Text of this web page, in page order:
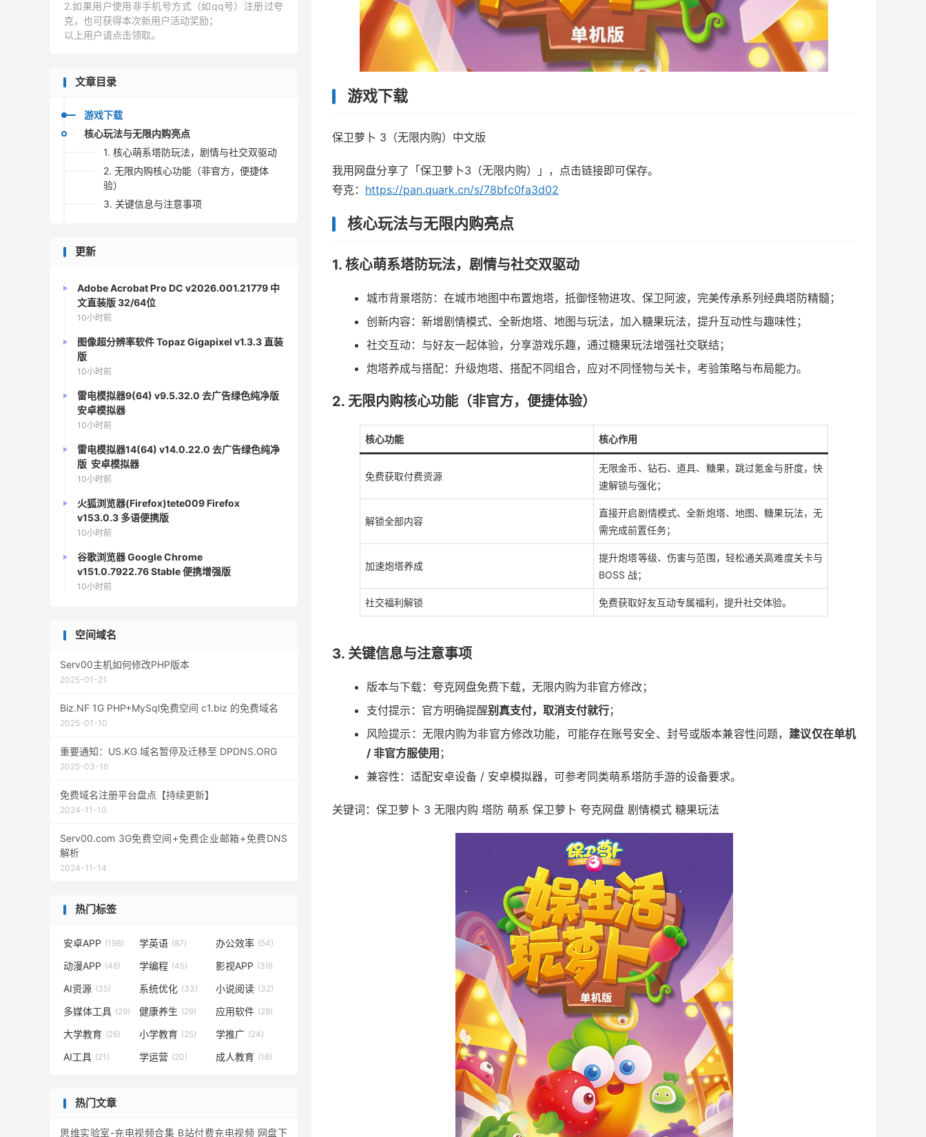
游戏下载
保卫萝卜 3（无限内购）中文版
我用网盘分享了「保卫萝卜3（无限内购）」，点击链接即可保存。
夸克： https://pan.quark.cn/s/78bfc0fa3d02
核心玩法与无限内购亮点
1. 核心萌系塔防玩法，剧情与社交双驱动
城市背景塔防：在城市地图中布置炮塔，抵御怪物进攻、保卫阿波，完美传承系列经典塔防精髓；
创新内容：新增剧情模式、全新炮塔、地图与玩法，加入糖果玩法，提升互动性与趣味性；
社交互动：与好友一起体验，分享游戏乐趣，通过糖果玩法增强社交联结；
炮塔养成与搭配：升级炮塔、搭配不同组合，应对不同怪物与关卡，考验策略与布局能力。
2. 无限内购核心功能（非官方，便捷体验）
核心功能 核心作用
免费获取付费资源
无限金币、钻石、道具、糖果，跳过氪金与肝度，快
速解锁与强化；
解锁全部内容
直接开启剧情模式、全新炮塔、地图、糖果玩法，无
需完成前置任务；
加速炮塔养成
提升炮塔等级、伤害与范围，轻松通关高难度关卡与
BOSS 战；
社交福利解锁 免费获取好友互动专属福利，提升社交体验。
3. 关键信息与注意事项
版本与下载：夸克网盘免费下载，无限内购为非官方修改；
支付提示：官方明确提醒别真支付，取消支付就行；
风险提示：无限内购为非官方修改功能，可能存在账号安全、封号或版本兼容性问题， 建议仅在单机
/ 非官方服使用 ；
兼容性：适配安卓设备 / 安卓模拟器，可参考同类萌系塔防手游的设备要求。
关键词：保卫萝卜 3 无限内购 塔防 萌系 保卫萝卜 夸克网盘 剧情模式 糖果玩法
2.如果用户使用非手机号方式（如qq号）注册过夸
克，也可获得本次新用户活动奖励；
以上用户请点击领取。
文章目录
游戏下载
核心玩法与无限内购亮点
1. 核心萌系塔防玩法，剧情与社交双驱动
2. 无限内购核心功能（非官方，便捷体
验）
3. 关键信息与注意事项
更新
Adobe Acrobat Pro DC v2026.001.21779 中
文直装版 32/64位
10小时前
图像超分辨率软件 Topaz Gigapixel v1.3.3 直装
版
10小时前
雷电模拟器9(64) v9.5.32.0 去广告绿色纯净版
安卓模拟器
10小时前
雷电模拟器14(64) v14.0.22.0 去广告绿色纯净
版 安卓模拟器
10小时前
火狐浏览器(Firefox)tete009 Firefox
v153.0.3 多语便携版
10小时前
谷歌浏览器 Google Chrome
v151.0.7922.76 Stable 便携增强版
10小时前
空间域名
Serv00主机如何修改PHP版本
2025-01-21
Biz.NF 1G PHP+MySql免费空间 c1.biz 的免费域名
2025-01-10
重要通知：US.KG 域名暂停及迁移至 DPDNS.ORG
2025-03-16
免费域名注册平台盘点【持续更新】
2024-11-10
Serv00.com 3G免费空间+免费企业邮箱+免费DNS
解析
2024-11-14
热门标签
安卓APP (198) 学英语 (87) 办公效率 (54)
动漫APP (48) 学编程 (45) 影视APP (39)
AI资源 (35) 系统优化 (33) 小说阅读 (32)
多媒体工具 (29) 健康养生 (29) 应用软件 (28)
大学教育 (26) 小学教育 (25) 学推广 (24)
AI工具 (21) 学运营 (20) 成人教育 (18)
热门文章
思维实验室-充电视频合集 B站付费充电视频 网盘下